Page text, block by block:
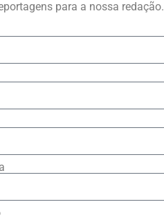
para a nossa redação.